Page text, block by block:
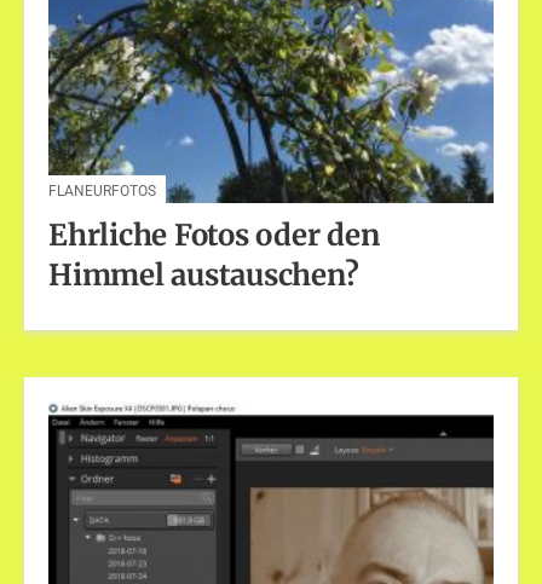
FLANEURFOTOS
Ehrliche Fotos oder den
Himmel austauschen?